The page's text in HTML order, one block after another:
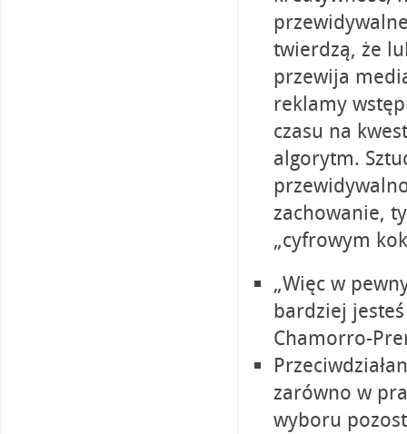
twierdzą, że
przewija
reklamy
czasu na
algorytm.
zachowanie,
„cyfrowym
„Więc w
bardziej
Chamorro-
zarówno w
wyboru